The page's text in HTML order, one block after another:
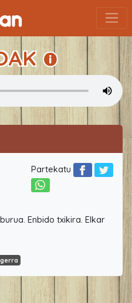
Partekatu
Enbido txikira. Elkar
gerra